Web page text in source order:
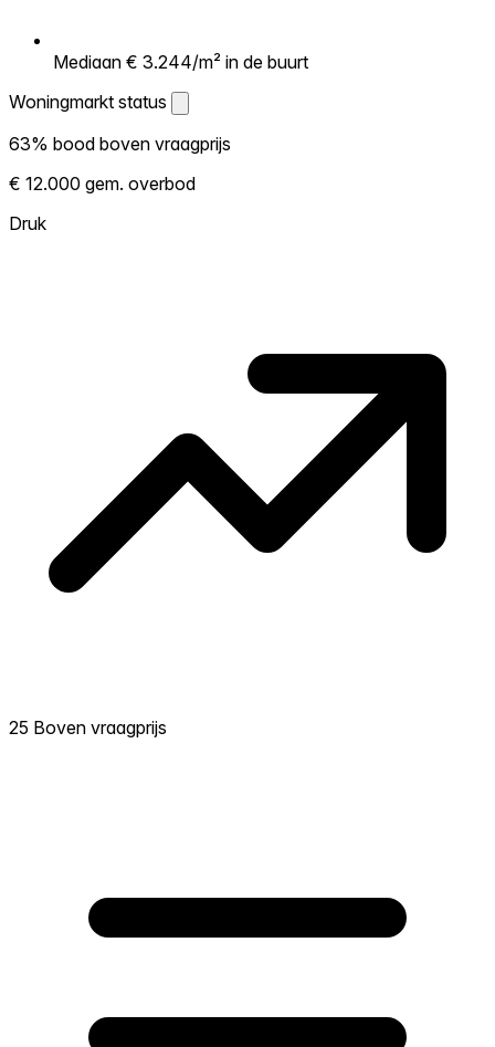
Mediaan € 3.244/m² in de buurt
Woningmarkt status
Woningmarkt status
Laat zien hoe competitief de markt hier is.
Hoe meer woningen boven vraagprijs
verkopen, hoe heter. Heet? Verwacht
63% bood boven vraagprijs
€ 12.000 gem. overbod
Druk
25 Boven vraagprijs